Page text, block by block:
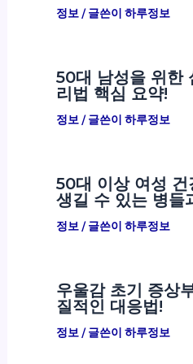
정보/ 글쓴이 하루정보
50대 남성을 위한
리법 핵심 요약!
정보/ 글쓴이 하루정보
50대 이상 여성 건
생길 수 있는 병들
정보/ 글쓴이 하루정보
우울감 초기 증상
질적인 대응법!
정보/ 글쓴이 하루정보